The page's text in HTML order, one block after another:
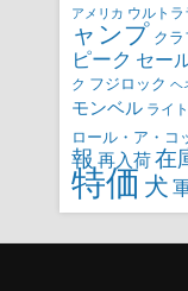
アメリカ ウルト
ャンプ ク
ピーク セー
ク フジロック ヘ
モンベル ライト
ロール・ア・コ
報 再入荷在
特価 犬